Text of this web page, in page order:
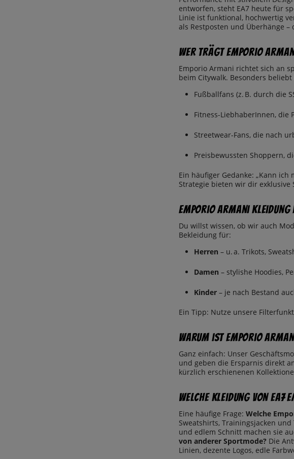
entworfen, steht EA7 heute für
Linie ist funktional, hochwertig
als Restposten und Überhänge
Wer trägt Emporio
Emporio Armani richtet sich an
beim Citywalk. Besonders beliebt
Fußballfans (z. B. durch die
Fitness-LiebhaberInnen, die
Streetwear-Fans, die nach
Preisbewussten Shoppern,
Ein häufiger Gedanke: „Kann
Strategie bieten wir dir exklusive
Emporio Armani
Du willst wissen, ob wir auch
Bekleidung für:
Herren – u. a. Trikots,
Damen – stylishe Hoodies,
Kinder – je nach Bestand
Ein Tipp: Nutze unsere
Warum ist Emporio
Ganz einfach: Unser
und geben die Ersparnis direkt
kürzlich erschienenen
Welche Kleidung von
Eine häufige Frage: Welche
Sweatshirts, Trainingsjacken
und edlem Schnitt machen sie
von anderer Sportmode? Die
Linien, dezente Logos, edle